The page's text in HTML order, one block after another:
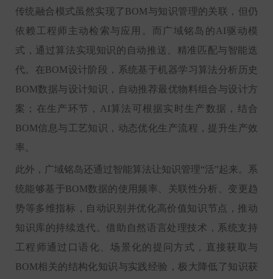
传统融合模式虽然实现了BOM与知识管理的关联，但仍
依赖工程师主动检索与应用。而广域铭岛的AI驱动模
式，通过算法实现知识的自动推送、精准匹配与智能迭
代。在BOM设计阶段，系统基于机器学习算法分析历史
BOM数据与设计知识，自动推荐最优物料组合与设计方
案；在生产环节，AI算法可根据实时生产数据，结合
BOM信息与工艺知识，动态优化生产流程，提升生产效
率。
此外，广域铭岛还通过智能算法让知识管理“活”起来。系
统能够基于BOM数据的使用频率、关联性分析、变更趋
势等多维指标，自动识别并优化高价值知识节点，推动
知识库的持续迭代。借助自然语言处理技术，系统支持
工程师通过口语化、场景化的提问方式，直接获取与
BOM相关的结构化知识与实践经验，极大降低了知识获